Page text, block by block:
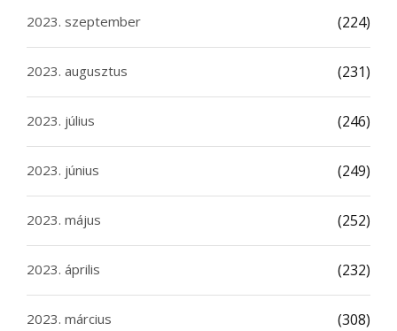
2023. szeptember (224)
2023. augusztus (231)
2023. július (246)
2023. június (249)
2023. május (252)
2023. április (232)
2023. március (308)